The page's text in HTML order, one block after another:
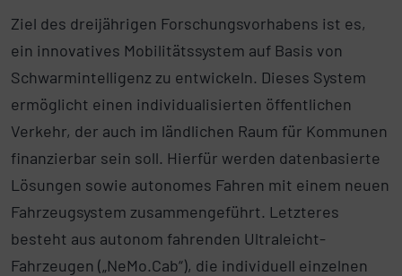
Ziel des dreijährigen Forschungsvorhabens ist es,
ein innovatives Mobilitätssystem auf Basis von
Schwarmintelligenz zu entwickeln. Dieses System
ermöglicht einen individualisierten öffentlichen
Verkehr, der auch im ländlichen Raum für Kommunen
finanzierbar sein soll. Hierfür werden datenbasierte
Lösungen sowie autonomes Fahren mit einem neuen
Fahrzeugsystem zusammengeführt. Letzteres
besteht aus autonom fahrenden Ultraleicht-
Fahrzeugen („NeMo.Cab“), die individuell einzelnen